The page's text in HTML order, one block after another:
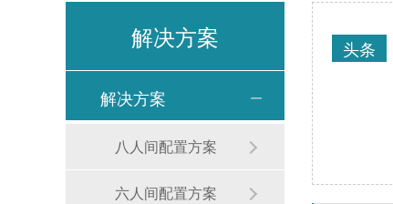
头条
解决方案
解决方案
八人间配置方案
六人间配置方案
公寓学生床